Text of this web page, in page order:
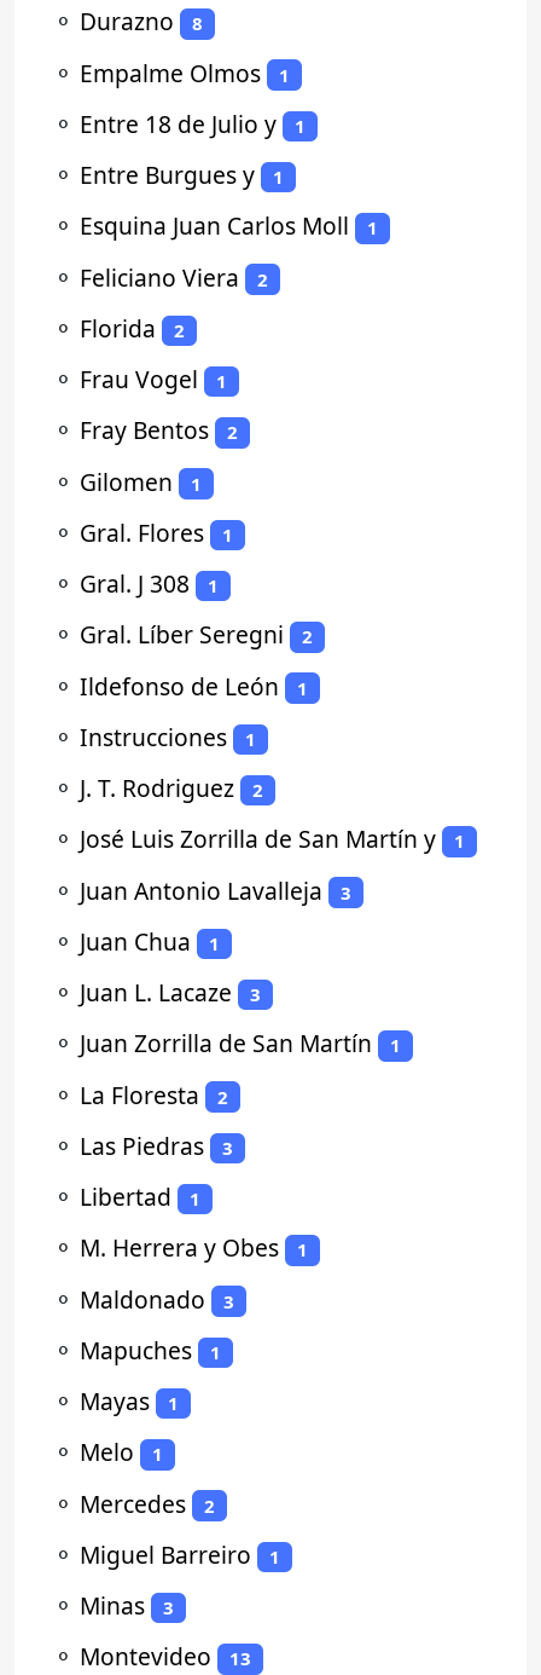
⚬ Durazno 8
⚬ Empalme Olmos 1
⚬ Entre 18 de Julio y 1
⚬ Entre Burgues y 1
⚬ Esquina Juan Carlos Moll 1
⚬ Feliciano Viera 2
⚬ Florida 2
⚬ Frau Vogel 1
⚬ Fray Bentos 2
⚬ Gilomen 1
⚬ Gral. Flores 1
⚬ Gral. J 308 1
⚬ Gral. Líber Seregni 2
⚬ Ildefonso de León 1
⚬ Instrucciones 1
⚬ J. T. Rodriguez 2
⚬ José Luis Zorrilla de San Martín y 1
⚬ Juan Antonio Lavalleja 3
⚬ Juan Chua 1
⚬ Juan L. Lacaze 3
⚬ Juan Zorrilla de San Martín 1
⚬ La Floresta 2
⚬ Las Piedras 3
⚬ Libertad 1
⚬ M. Herrera y Obes 1
⚬ Maldonado 3
⚬ Mapuches 1
⚬ Mayas 1
⚬ Melo 1
⚬ Mercedes 2
⚬ Miguel Barreiro 1
⚬ Minas 3
⚬ Montevideo 13